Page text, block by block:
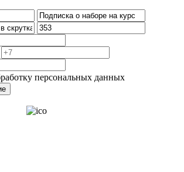
персональных данных